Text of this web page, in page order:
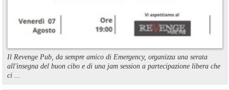
Il Revenge Pub, da sempre amico di Emergency, organizza una serata
all'insegna del buon cibo e di una jam session a partecipazione libera che
ci ...